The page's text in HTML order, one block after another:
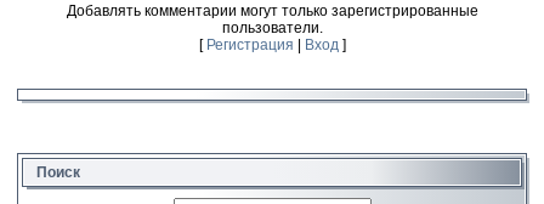
Добавлять комментарии могут только зарегистрированные
пользователи.
[ Регистрация Вход]
Поиск